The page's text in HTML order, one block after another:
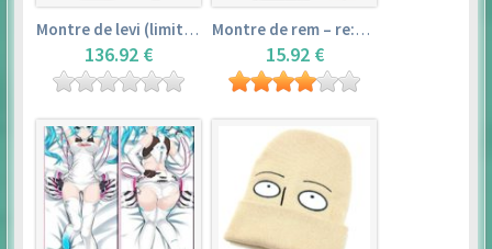
Montre de levi (limited edition) – shingeki no kyojin
136.92 €
Montre de rem – re:zero kara hajimeru isekai seikatsu
15.92 €